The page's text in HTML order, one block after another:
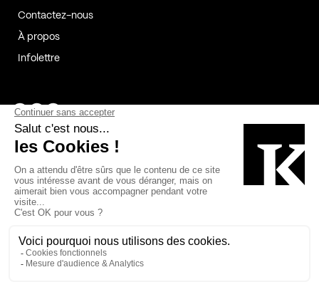
Contactez-nous
À propos
Infolettre
Page Facebook de Kollectif
Page Instagram de Kollectif
Page Linkedin de Kollectif
Bâtiment-Durable-Québec-1
Esquisses-1
MP-1 v2com-1